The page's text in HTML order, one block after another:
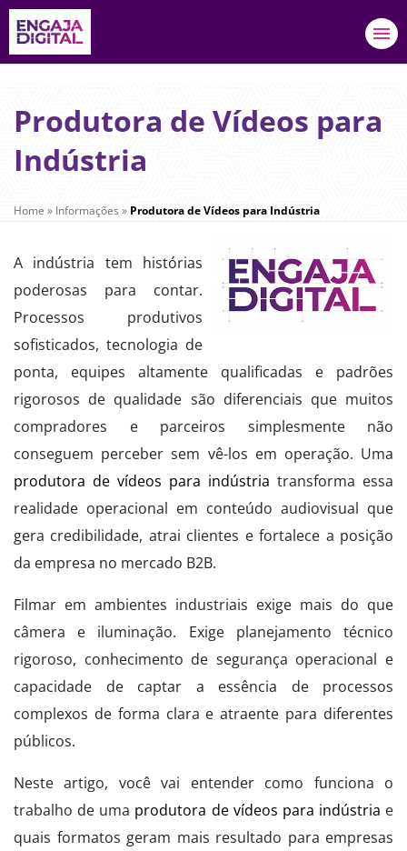
Produtora de Vídeos para
Indústria
Home » Informações » Produtora de Vídeos para Indústria
A indústria tem histórias
poderosas para contar.
Processos produtivos
sofisticados, tecnologia de
ponta, equipes altamente qualificadas e padrões
rigorosos de qualidade são diferenciais que muitos
compradores e parceiros simplesmente não
conseguem perceber sem vê-los em operação. Uma
produtora de vídeos para indústria transforma essa
realidade operacional em conteúdo audiovisual que
gera credibilidade, atrai clientes e fortalece a posição
da empresa no mercado B2B.
Filmar em ambientes industriais exige mais do que
câmera e iluminação. Exige planejamento técnico
rigoroso, conhecimento de segurança operacional e
capacidade de captar a essência de processos
complexos de forma clara e atraente para diferentes
públicos.
Neste artigo, você vai entender como funciona o
trabalho de uma produtora de vídeos para indústria e
quais formatos geram mais resultado para empresas